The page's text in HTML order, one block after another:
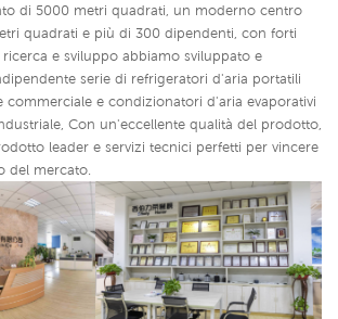
di 5000 metri quadrati, un moderno centro
quadrati e più di 300 dipendenti, con forti
e sviluppo abbiamo sviluppato e
serie di refrigeratori d'aria portatili
commerciale e condizionatori d'aria evaporativi
Con un'eccellente qualità del prodotto,
leader e servizi tecnici perfetti per vincere
del mercato.